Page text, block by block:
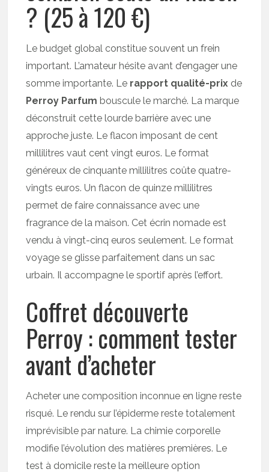
? (25 à 120 €)
Le budget global constitue souvent un frein
important. L’amateur hésite avant d’engager une
somme importante. Le rapport qualité-prix de
Perroy Parfum bouscule le marché. La marque
déconstruit cette lourde barrière avec une
approche juste. Le flacon imposant de cent
millilitres vaut cent vingt euros. Le format
généreux de cinquante millilitres coûte quatre-
vingts euros. Un flacon de quinze millilitres
permet de faire connaissance avec une
fragrance de la maison. Cet écrin nomade est
vendu à vingt-cinq euros seulement. Le format
voyage se glisse parfaitement dans un sac
urbain. Il accompagne le sportif après l’effort.
Coffret découverte
Perroy : comment tester
avant d’acheter
Acheter une composition inconnue en ligne reste
risqué. Le rendu sur l’épiderme reste totalement
imprévisible par nature. La chimie corporelle
modifie l’évolution des matières premières. Le
test à domicile reste la meilleure option